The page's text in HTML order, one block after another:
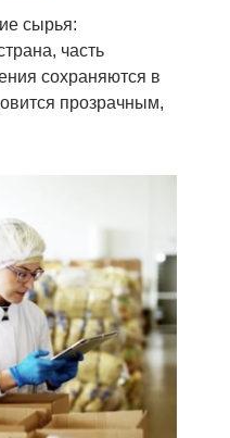
сырья:
часть
сохраняются в
прозрачным,